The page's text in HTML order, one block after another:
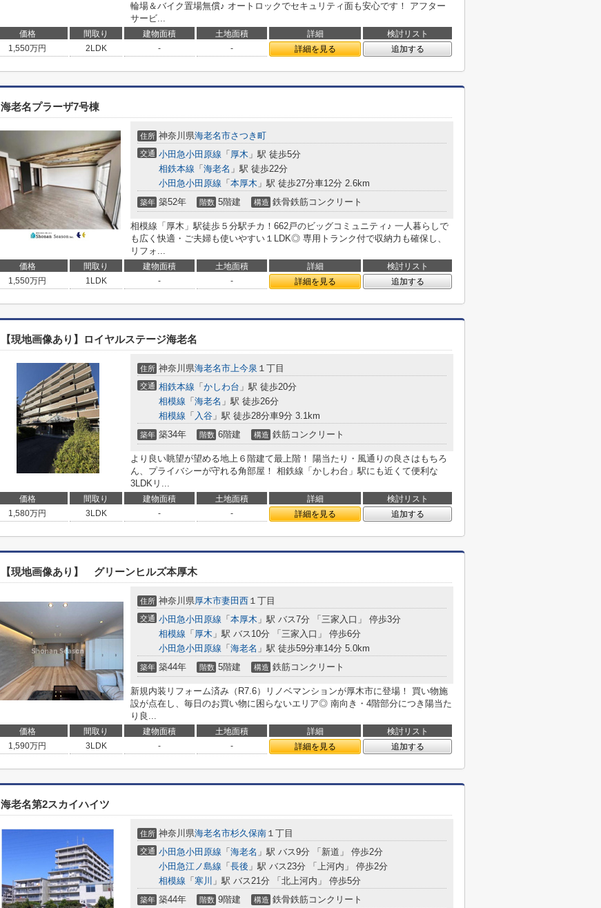
輪場＆バイク置場無償♪ オートロックでセキュリティ面も安心です！ アフター
サービ...
価格 間取り 建物面積 土地面積 詳細
検討リスト
1,550万円 2LDK - - 詳細を見る 追加する
海老名プラーザ7号棟
住所 神奈川県海老名市さつき町
交通 小田急小田原線 「 厚木 」駅 徒歩5分
相鉄本線 「 海老名 」駅 徒歩22分
小田急小田原線 「 本厚木 」駅 徒歩27分車12分 2.6km
築年 築52年 階数 5階建 構造 鉄骨鉄筋コンクリート
相模線「厚木」駅徒歩５分駅チカ！662戸のビッグコミュニティ♪ 一人暮らしで
も広く快適・ご夫婦も使いやすい１LDK◎ 専用トランク付で収納力も確保し、
リフォ...
価格 間取り 建物面積 土地面積 詳細
検討リスト
1,550万円 1LDK - - 詳細を見る 追加する
【現地画像あり】ロイヤルステージ海老名
住所 神奈川県海老名市上今泉 １丁目
交通 相鉄本線 「 かしわ台 」駅 徒歩20分
相模線 「 海老名 」駅 徒歩26分
相模線 「 入谷 」駅 徒歩28分車9分 3.1km
築年 築34年 階数 6階建 構造 鉄筋コンクリート
より良い眺望が望める地上６階建て最上階！ 陽当たり・風通りの良さはもちろ
ん、プライバシーが守れる角部屋！ 相鉄線「かしわ台」駅にも近くて便利な
3LDKリ...
価格 間取り 建物面積 土地面積 詳細
検討リスト
1,580万円 3LDK - - 詳細を見る 追加する
【現地画像あり】 グリーンヒルズ本厚木
住所 神奈川県厚木市妻田西 １丁目
交通 小田急小田原線 「 本厚木 」駅 バス7分 「三家入口」 停歩3分
相模線 「 厚木 」駅 バス10分 「三家入口」 停歩6分
小田急小田原線 「 海老名 」駅 徒歩59分車14分 5.0km
築年 築44年 階数 5階建 構造 鉄筋コンクリート
新規内装リフォーム済み（R7.6）リノベマンションが厚木市に登場！ 買い物施
設が点在し、毎日のお買い物に困らないエリア◎ 南向き・4階部分につき陽当た
り良...
価格 間取り 建物面積 土地面積 詳細
検討リスト
1,590万円 3LDK - - 詳細を見る 追加する
海老名第2スカイハイツ
住所 神奈川県海老名市杉久保南 １丁目
交通 小田急小田原線 「 海老名 」駅 バス9分 「新道」 停歩2分
小田急江ノ島線 「 長後 」駅 バス23分 「上河内」 停歩2分
相模線 「 寒川 」駅 バス21分 「北上河内」 停歩5分
築年 築44年 階数 9階建 構造 鉄骨鉄筋コンクリート